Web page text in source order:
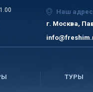
Наш
г. Москва,
ТУРЫ